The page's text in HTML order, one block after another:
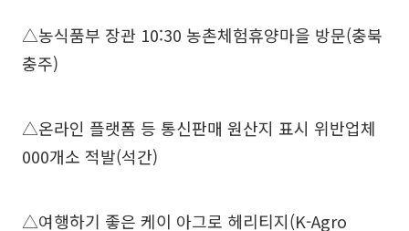
△농식품부 장관 10:30 농촌체험휴양마을 방문(충북
충주)
△온라인 플랫폼 등 통신판매 원산지 표시 위반업체
000개소 적발(석간)
△여행하기 좋은 케이 아그로 헤리티지(K-Agro